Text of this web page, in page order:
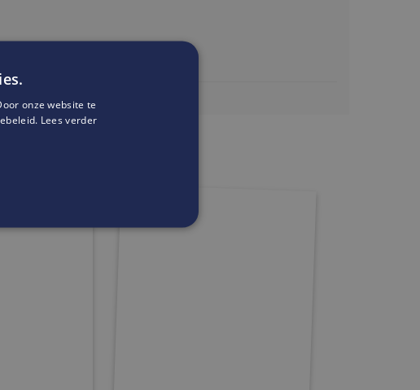
indiapalacegent/
onze website te
Lees verder